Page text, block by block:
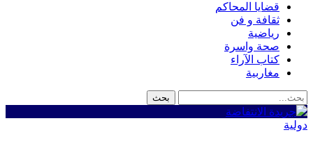
قضايا المحاكم
ثقافة و فن
رياضية
صحة واسرة
كتاب الآراء
مغاربية
دولية